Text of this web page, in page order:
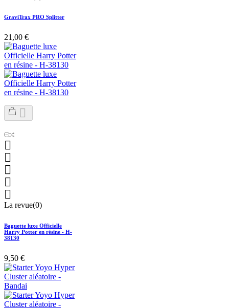
GraviTrax PRO Splitter
21,00 €






La revue(0)
Baguette luxe Officielle
Harry Potter en résine - H-
38130
9,50 €